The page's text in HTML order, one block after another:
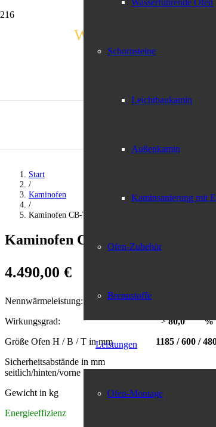
Weindl – Bayerns
Wasserführende Öfen
Schornsteine
Leichtbaukamin
Außenkamin
Kaminsanierung mit
Ofen-Zubehör
Brennstoffe
Leistungen
Ofen-Montage
Start
/
Kaminofen
/
Kaminofen CB-Tec „Vaio IQ 33“ Stein Top 1
Kaminofen CB-Tec „Vaio IQ 33“
4.490,00 €
Nennwärmeleistung:
Wirkungsgrad: >80,0 %
Größe Ofen H / B / T in mm 1185 / 600 /
Sicherheitsabstände in mm
seitlich/hinten/vorne450 / 200 / 1100
Gewicht in kg
Energieeffizienz